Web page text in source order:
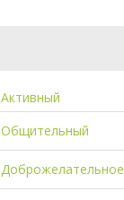
Активный
Общительный
Доброжелательное